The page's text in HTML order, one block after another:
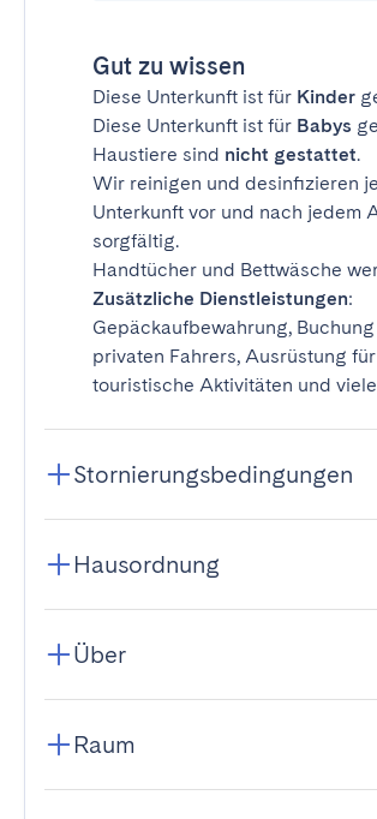
Gut zu wissen
Diese Unterkunft ist für Kinder
Diese Unterkunft ist für Babys
Haustiere sind nicht gestattet.
Wir reinigen und desinfizieren
Unterkunft vor und nach jedem
sorgfältig.
Handtücher und Bettwäsche
Zusätzliche Dienstleistungen:
Gepäckaufbewahrung,
privaten Fahrers, Ausrüstung
touristische Aktivitäten und
Stornierungsbedingungen
Hausordnung
Über
Raum